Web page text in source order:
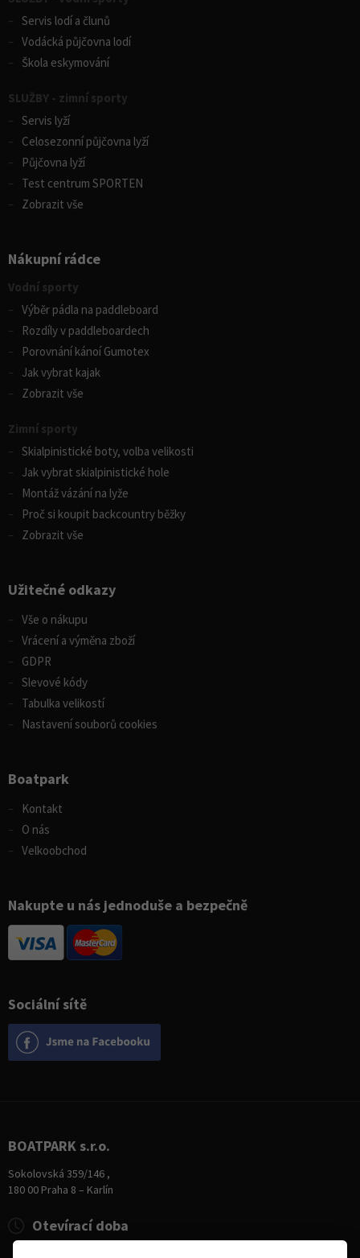
Sociální sítě
Servis lodí a člunů
Vodácká půjčovna lodí
Škola eskymování
SLUŽBY - zimní sporty
Servis lyží
Celosezonní půjčovna lyží
Půjčovna lyží
Test centrum SPORTEN
Zobrazit vše
Nákupní rádce
Vodní sporty
Výběr pádla na paddleboard
Rozdíly v paddleboardech
Porovnání kánoí Gumotex
Jak vybrat kajak
Zobrazit vše
Zimní sporty
Skialpinistické boty, volba velikosti
Jak vybrat skialpinistické hole
Montáž vázání na lyže
Proč si koupit backcountry běžky
Zobrazit vše
Užitečné odkazy
Vše o nákupu
Vrácení a výměna zboží
GDPR
Slevové kódy
Tabulka velikostí
Nastavení souborů cookies
Boatpark
Kontakt
O nás
Velkoobchod
Nakupte u nás jednoduše a bezpečně
BOATPARK s.r.o.
Sokolovská 359/146 ,
180 00 Praha 8 – Karlín
Otevírací doba